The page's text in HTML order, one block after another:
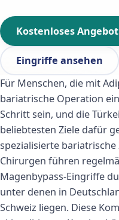
Kostenloses
Eingriffe ansehen
Für Menschen, die mit
bariatrische Operation
Schritt sein, und die
beliebtesten Ziele dafür
spezialisierte
Chirurgen führen
Magenbypass-Eingriffe
unter denen in
Schweiz liegen. Diese